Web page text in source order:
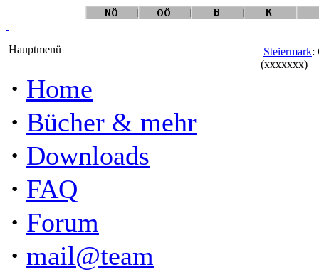
Hauptmenü
· Home
· Bücher & mehr
· Downloads
· FAQ
· Forum
· mail@team
Steiermark:
(xxxxxxx)